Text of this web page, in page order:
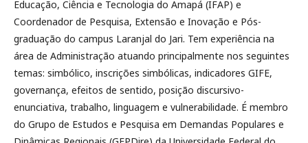
Educação, Ciência e Tecnologia do Amapá (IFAP) e
Coordenador de Pesquisa, Extensão e Inovação e Pós-
graduação do campus Laranjal do Jari. Tem experiência na
área de Administração atuando principalmente nos seguintes
temas: simbólico, inscrições simbólicas, indicadores GIFE,
governança, efeitos de sentido, posição discursivo-
enunciativa, trabalho, linguagem e vulnerabilidade. É membro
do Grupo de Estudos e Pesquisa em Demandas Populares e